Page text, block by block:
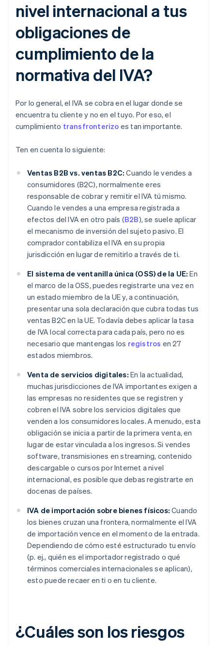
nivel internacional a tus
obligaciones de
cumplimiento de la
normativa del IVA?
Por lo general, el IVA se cobra en el lugar donde se
encuentra tu cliente y no en el tuyo. Por eso, el
cumplimiento transfronterizo es tan importante.
Ten en cuenta lo siguiente:
Ventas B2B vs. ventas B2C: Cuando le vendes a
consumidores (B2C), normalmente eres
responsable de cobrar y remitir el IVA tú mismo.
Cuando le vendes a una empresa registrada a
efectos del IVA en otro país (B2B), se suele aplicar
el mecanismo de inversión del sujeto pasivo. El
comprador contabiliza el IVA en su propia
jurisdicción en lugar de remitirlo a través de ti.
El sistema de ventanilla única (OSS) de la UE: En
el marco de la OSS, puedes registrarte una vez en
un estado miembro de la UE y, a continuación,
presentar una sola declaración que cubra todas tus
ventas B2C en la UE. Todavía debes aplicar la tasa
de IVA local correcta para cada país, pero no es
necesario que mantengas los registros en 27
estados miembros.
Venta de servicios digitales: En la actualidad,
muchas jurisdicciones de IVA importantes exigen a
las empresas no residentes que se registren y
cobren el IVA sobre los servicios digitales que
venden a los consumidores locales. A menudo, esta
obligación se inicia a partir de la primera venta, en
lugar de estar vinculada a los ingresos. Si vendes
software, transmisiones en streaming, contenido
descargable o cursos por Internet a nivel
internacional, es posible que debas registrarte en
docenas de países.
IVA de importación sobre bienes físicos: Cuando
los bienes cruzan una frontera, normalmente el IVA
de importación vence en el momento de la entrada.
Dependiendo de cómo esté estructurado tu envío
(p. ej., quién es el importador registrado o qué
términos comerciales internacionales se aplican),
esto puede recaer en ti o en tu cliente.
¿Cuáles son los riesgos